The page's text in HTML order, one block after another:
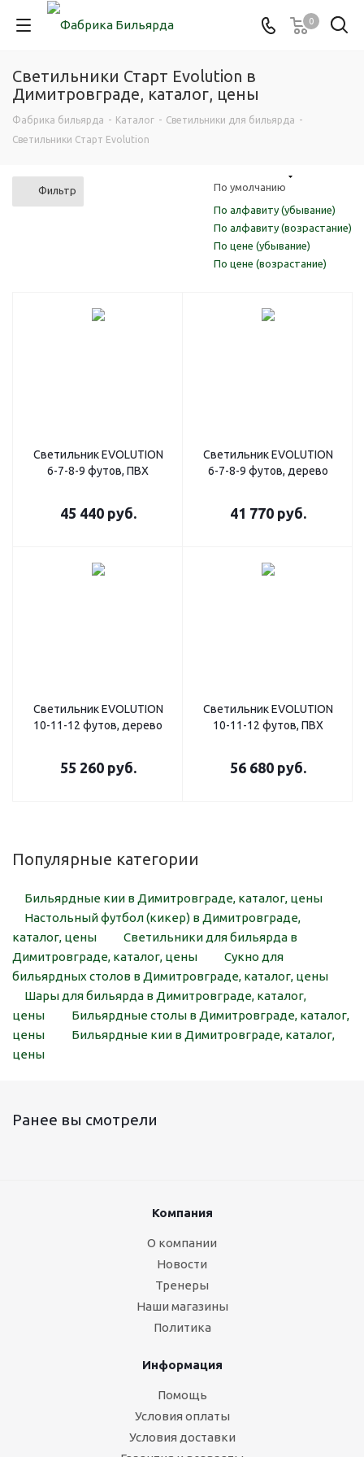
0
Светильники Старт Evolution в
Димитровграде, каталог, цены
Фабрика бильярда - Каталог - Светильники для бильярда -
Светильники Старт Evolution
Фильтр
По умолчанию
По алфавиту (убывание)
По алфавиту (возрастание)
По цене (убывание)
По цене (возрастание)
Светильник EVOLUTION
6-7-8-9 футов, ПВХ
45 440руб.
Светильник EVOLUTION
6-7-8-9 футов, дерево
41 770руб.
Светильник EVOLUTION
10-11-12 футов, дерево
55 260руб.
Светильник EVOLUTION
10-11-12 футов, ПВХ
56 680руб.
Популярные категории
Бильярдные кии в Димитровграде, каталог, цены
Настольный футбол (кикер) в Димитровграде,
каталог, цены
Светильники для бильярда в
Димитровграде, каталог, цены
Сукно для
бильярдных столов в Димитровграде, каталог, цены
Шары для бильярда в Димитровграде, каталог,
цены
Бильярдные столы в Димитровграде, каталог,
цены
Бильярдные кии в Димитровграде, каталог,
цены
Ранее вы смотрели
Компания
О компании
Новости
Тренеры
Наши магазины
Политика
Информация
Помощь
Условия оплаты
Условия доставки